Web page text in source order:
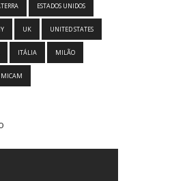
ESTADOS UNIDOS
UK UNITED STATES
ITÁLIA MILÃO
MICAM